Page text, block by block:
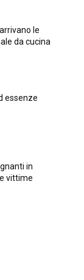
le
da cucina
essenze
in
vittime